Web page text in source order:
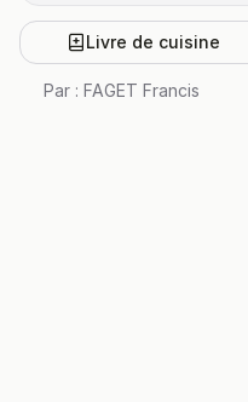
Livre de cuisine
Par : FAGET Francis